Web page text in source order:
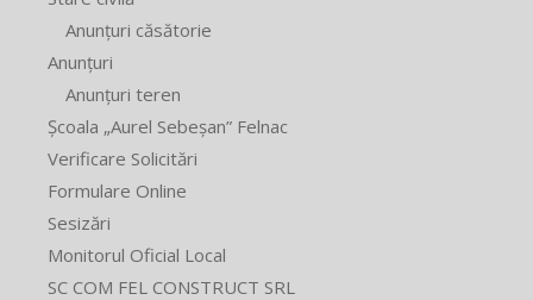
Anunțuri căsătorie
Anunțuri
Anunțuri teren
Școala „Aurel Sebeșan” Felnac
Verificare Solicitări
Formulare Online
Sesizări
Monitorul Oficial Local
SC COM FEL CONSTRUCT SRL